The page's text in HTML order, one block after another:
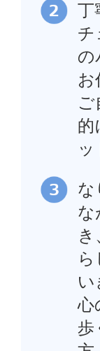
丁
チ
の
お
ご
的
ッ
な
な
い
心
歩